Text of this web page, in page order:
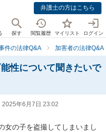
弁護士の方はこちら
探す 閲覧履歴 マイリスト ログイン
件の法律Q&A 加害者の法律Q&A
性について聞きたいで
2025年6月7日 23:02
女の子を盗撮してしまいまし